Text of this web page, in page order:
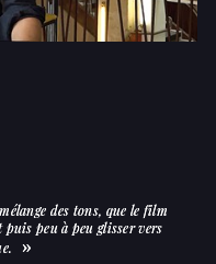
des tons, que le film
peu à peu glisser vers